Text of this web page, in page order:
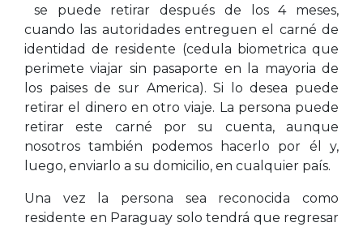
se puede retirar después de los 4 meses,
cuando las autoridades entreguen el carné de
identidad de residente (cedula biometrica que
perimete viajar sin pasaporte en la mayoria de
los paises de sur America). Si lo desea puede
retirar el dinero en otro viaje. La persona puede
retirar este carné por su cuenta, aunque
nosotros también podemos hacerlo por él y,
luego, enviarlo a su domicilio, en cualquier país.
Una vez la persona sea reconocida como
residente en Paraguay solo tendrá que regresar